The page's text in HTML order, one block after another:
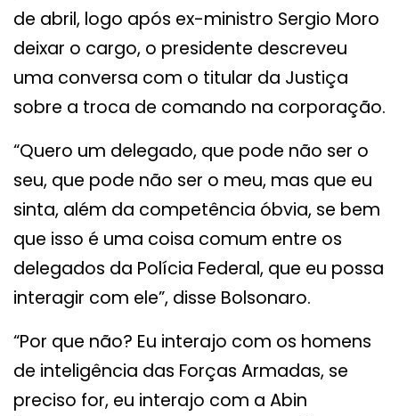
de abril, logo após ex-ministro Sergio Moro
deixar o cargo, o presidente descreveu
uma conversa com o titular da Justiça
sobre a troca de comando na corporação.
“Quero um delegado, que pode não ser o
seu, que pode não ser o meu, mas que eu
sinta, além da competência óbvia, se bem
que isso é uma coisa comum entre os
delegados da Polícia Federal, que eu possa
interagir com ele”, disse Bolsonaro.
“Por que não? Eu interajo com os homens
de inteligência das Forças Armadas, se
preciso for, eu interajo com a Abin